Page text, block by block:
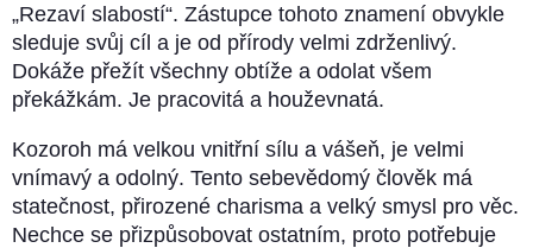
„Rezaví slabostí“. Zástupce tohoto znamení obvykle
sleduje svůj cíl a je od přírody velmi zdrženlivý.
Dokáže přežít všechny obtíže a odolat všem
překážkám. Je pracovitá a houževnatá.
Kozoroh má velkou vnitřní sílu a vášeň, je velmi
vnímavý a odolný. Tento sebevědomý člověk má
statečnost, přirozené charisma a velký smysl pro věc.
Nechce se přizpůsobovat ostatním, proto potřebuje